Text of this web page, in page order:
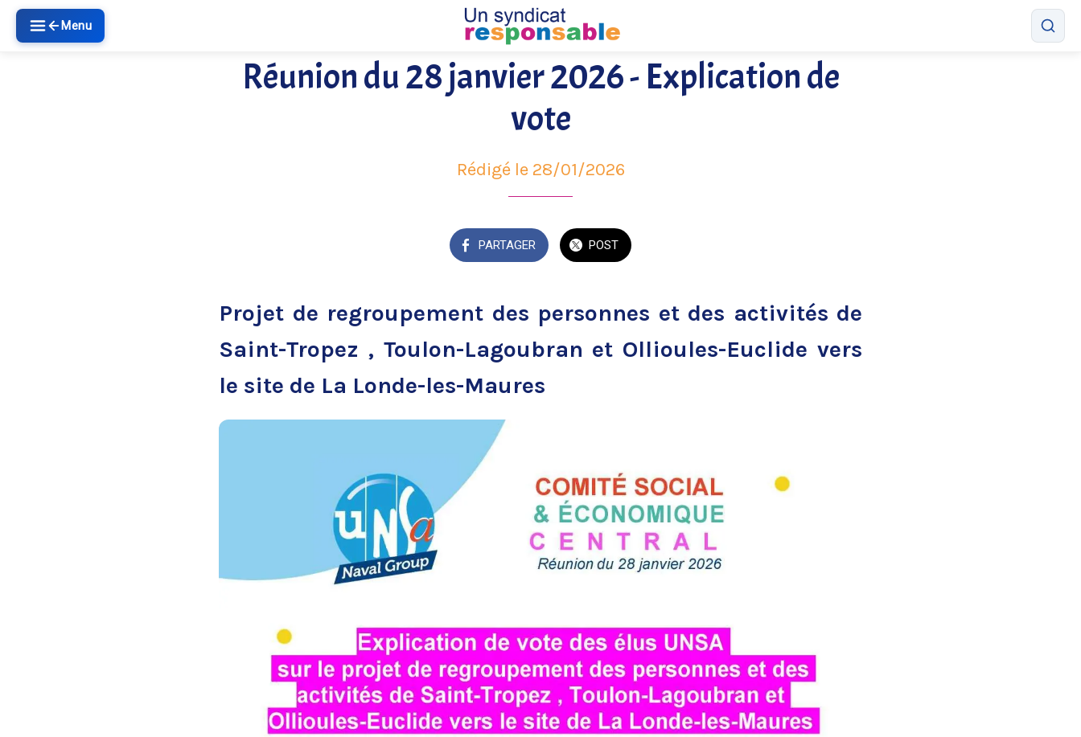
Menu
Réunion du 28 janvier 2026 - Explication de
vote
Rédigé le 28/01/2026
PARTAGER POST
Projet de regroupement des personnes et des activités de
Saint-Tropez , Toulon-Lagoubran et Ollioules-Euclide vers
le site de La Londe-les-Maures